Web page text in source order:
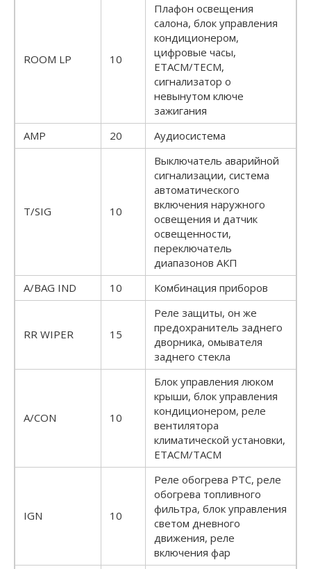
ROOM LP 10
Плафон освещения
салона, блок управления
кондиционером,
цифровые часы,
ETACM/TECM,
сигнализатор о
невынутом ключе
зажигания
AMP
20 Аудиосистема
T/SIG 10
Выключатель аварийной
сигнализации, система
автоматического
включения наружного
освещения и датчик
освещенности,
переключатель
диапазонов АКП
A/BAG IND
10 Комбинация приборов
RR WIPER 15
Реле защиты, он же
предохранитель заднего
дворника, омывателя
заднего стекла
A/CON 10
Блок управления люком
крыши, блок управления
кондиционером, реле
вентилятора
климатической установки,
ETACM/TACM
IGN 10
Реле обогрева РТС, реле
обогрева топливного
фильтра, блок управления
светом дневного
движения, реле
включения фар